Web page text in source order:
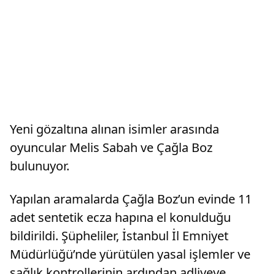
Yeni gözaltına alınan isimler arasında
oyuncular Melis Sabah ve Çağla Boz
bulunuyor.
Yapılan aramalarda Çağla Boz’un evinde 11
adet sentetik ecza hapına el konulduğu
bildirildi. Şüpheliler, İstanbul İl Emniyet
Müdürlüğü’nde yürütülen yasal işlemler ve